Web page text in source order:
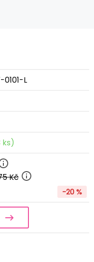
0101-L
ks)
Kč
-20 %